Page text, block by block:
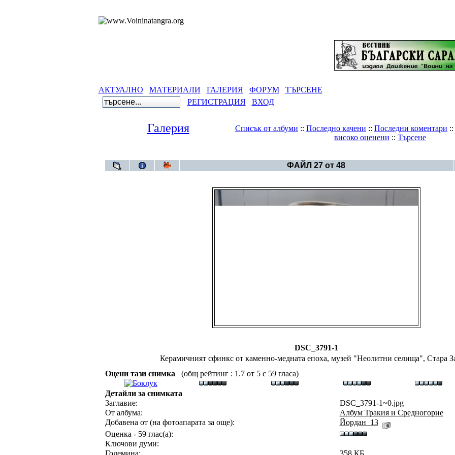
АКТУАЛНО МАТЕРИАЛИ ГАЛЕРИЯ ФОРУМ
ТЪРСЕНЕ
РЕГИСТРАЦИЯ
ВХОД
Галерия Списък от албуми :: Последно качени :: Последни коментари ::
високо оценени :: Търсене
ФАЙЛ 27 от 48
DSC_3791-1
Керамичният сфинкс от каменно-медната епоха, музей "Неолитни селища", Стара
Оцени тази снимка
(общ рейтинг : 1.7 от 5 с 59 гласа)
Детайли за снимката
Заглавие:
DSC_3791-1~0.jpg
От албума:
Aлбум Тракия и Средногорие
Добавена от (на фотоапарата за още):
Йордан_13
Оценка - 59 глас(а):
Ключови думи:
Големина:
358 КБ